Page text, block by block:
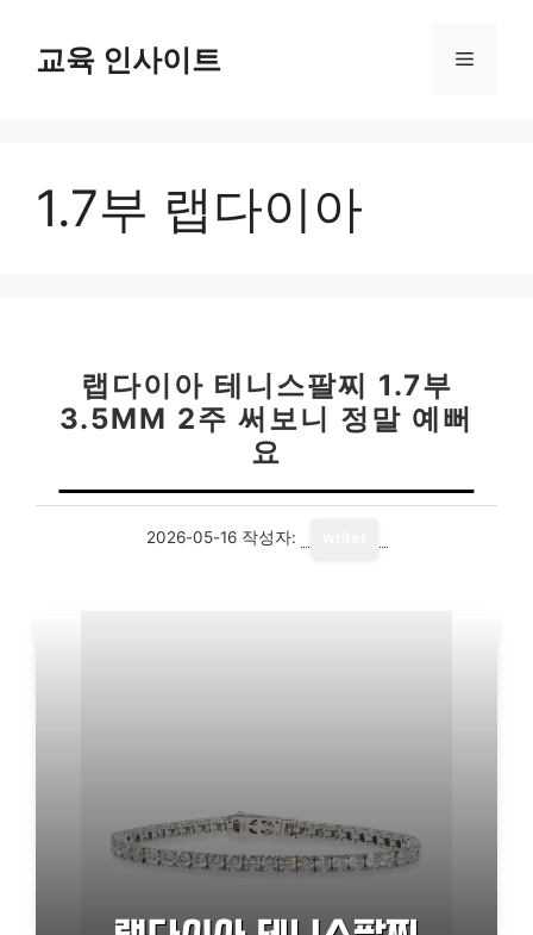
교육 인사이트 메
1.7부 랩다이아
랩다이아 테니스팔찌 1.7부
3.5MM 2주 써보니 정말 예뻐
요
2026-05-16 작성자: